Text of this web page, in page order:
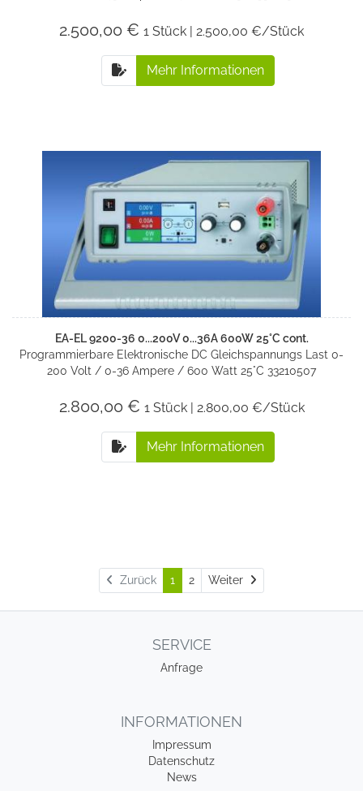
2.500,00 € 1 Stück | 2.500,00 €/Stück
Mehr Informationen
EA-EL 9200-36 0...200V 0...36A 600W 25°C cont.
Programmierbare Elektronische DC Gleichspannungs Last 0-
200 Volt / 0-36 Ampere / 600 Watt 25°C 33210507
2.800,00 € 1 Stück | 2.800,00 €/Stück
Mehr Informationen
Zurück 1 2 Weiter
SERVICE
Anfrage
INFORMATIONEN
Impressum
Datenschutz
News